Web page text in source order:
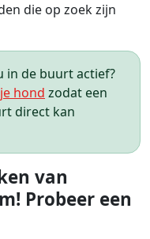
die op zoek zijn
in de buurt actief?
hond zodat een
direct kan
van
Probeer een